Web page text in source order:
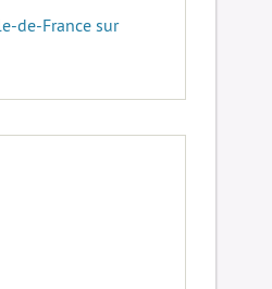
de-France sur